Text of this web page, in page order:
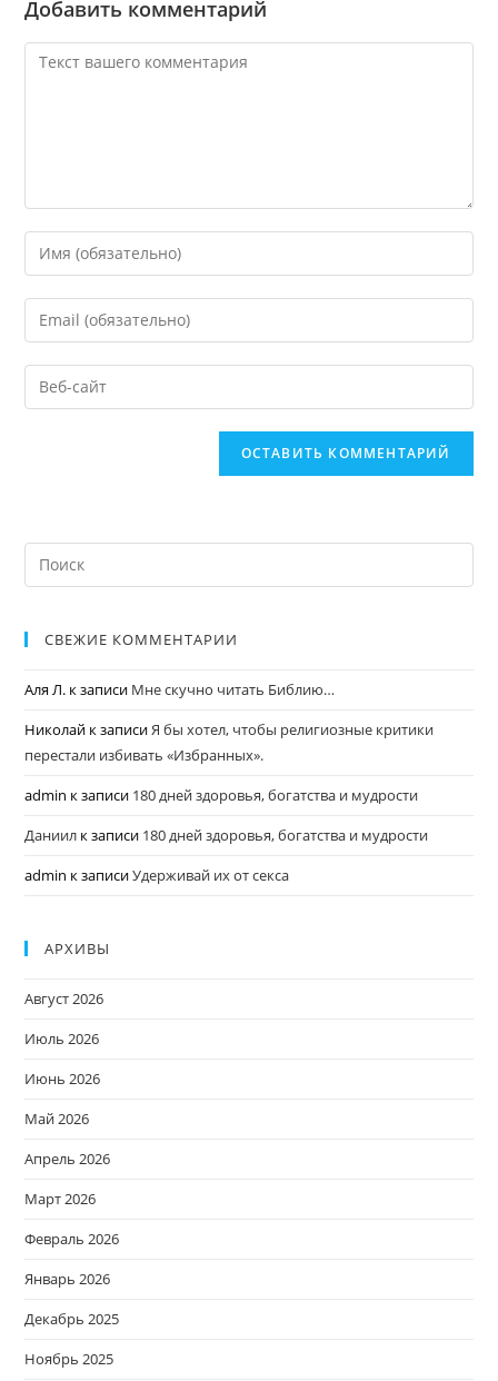
Добавить комментарий
СВЕЖИЕ КОММЕНТАРИИ
Аля Л. к записи Мне скучно читать Библию…
Николай к записиЯ бы хотел, чтобы религиозные критики
перестали избивать «Избранных».
admin к записи 180 дней здоровья, богатства и мудрости
Даниил к записи 180 дней здоровья, богатства и мудрости
admin к записиУдерживай их от секса
АРХИВЫ
Август 2026
Июль 2026
Июнь 2026
Май 2026
Апрель 2026
Март 2026
Февраль 2026
Январь 2026
Декабрь 2025
Ноябрь 2025